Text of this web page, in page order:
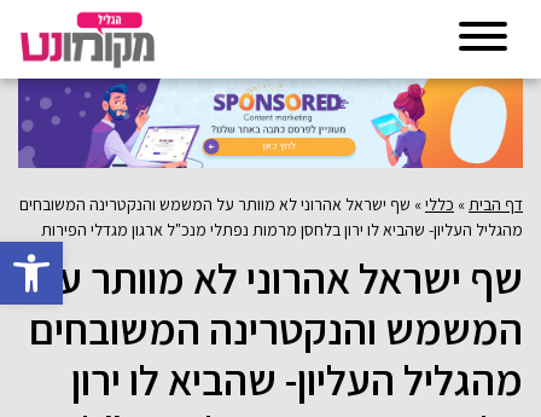
פתח
דף הבית » כללי» שף ישראל אהרוני לא מוותר על המשמש והנקטרינה המשובחים
מהגליל העליון- שהביא לו ירון בלחסן מרמות נפתלי מנכ"ל ארגון מגדלי הפירות
שף ישראל אהרוני לא מוותר על
המשמש והנקטרינה המשובחים
מהגליל העליון- שהביא לו ירון